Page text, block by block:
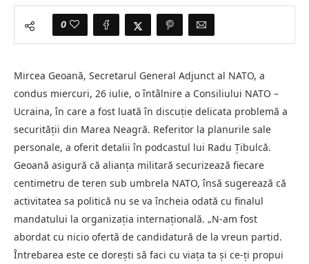
0
Mircea Geoană, Secretarul General Adjunct al NATO, a
condus miercuri, 26 iulie, o întâlnire a Consiliului NATO –
Ucraina, în care a fost luată în discuție delicata problemă a
securității din Marea Neagră. Referitor la planurile sale
personale, a oferit detalii în podcastul lui Radu Țibulcă.
Geoană asigură că alianța militară securizează fiecare
centimetru de teren sub umbrela NATO, însă sugerează că
activitatea sa politică nu se va încheia odată cu finalul
mandatului la organizația internațională. „N-am fost
abordat cu nicio ofertă de candidatură de la vreun partid.
Întrebarea este ce dorești să faci cu viața ta și ce-ți propui